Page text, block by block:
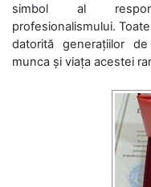
simbol al
profesionalismului.
datorită generațiilor
munca și viața acestei